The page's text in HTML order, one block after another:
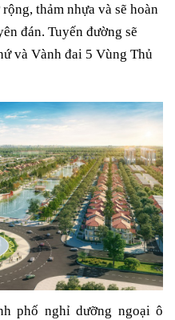
thảm nhựa và sẽ hoàn
đán. Tuyến đường sẽ
và Vành đai 5 Vùng Thủ
phố nghỉ dưỡng ngoại ô